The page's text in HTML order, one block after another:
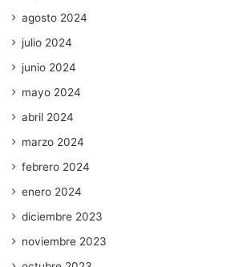
agosto 2024
julio 2024
junio 2024
mayo 2024
abril 2024
marzo 2024
febrero 2024
enero 2024
diciembre 2023
noviembre 2023